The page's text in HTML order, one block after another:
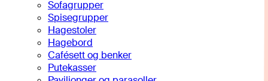
Sofagrupper
Spisegrupper
Hagestoler
Hagebord
Cafésett og benker
Putekasser